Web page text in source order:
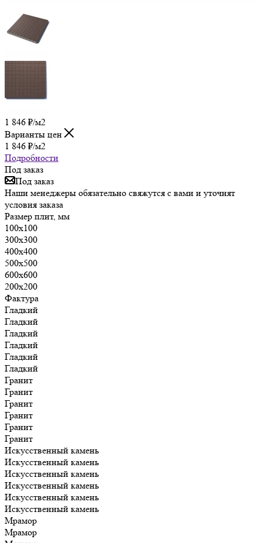
1 846 ₽/м2
Варианты цен
1 846 ₽/м2
Подробности
Под заказ
Под заказ
Наши менеджеры обязательно свяжутся с вами и уточнят
условия заказа
Размер плит, мм
100х100
300х300
400х400
500х500
600х600
200х200
Фактура
Гладкий
Гладкий
Гладкий
Гладкий
Гладкий
Гладкий
Гранит
Гранит
Гранит
Гранит
Гранит
Гранит
Искусственный камень
Искусственный камень
Искусственный камень
Искусственный камень
Искусственный камень
Искусственный камень
Мрамор
Мрамор